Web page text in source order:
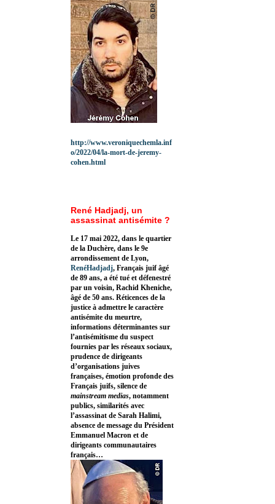
http://www.veroniquechemla.inf
o/2022/04/la-mort-de-jeremy-
cohen.html
René Hadjadj, un
assassinat antisémite ?
Le 17 mai 2022, dans le quartier
de la Duchère, dans le 9e
arrondissement de Lyon,
RenéHadjadj, Français juif âgé
de 89 ans, a été tué et défenestré
par un voisin, Rachid Kheniche,
âgé de 50 ans. Réticences de la
justice à admettre le caractère
antisémite du meurtre,
informations déterminantes sur
l’antisémitisme du suspect
fournies par les réseaux sociaux,
prudence de dirigeants
d’organisations juives
françaises, émotion profonde des
Français juifs, silence de
mainstream medias, notamment
publics, similarités avec
l’assassinat de Sarah Halimi,
absence de message du Président
Emmanuel Macron et de
dirigeants communautaires
français…